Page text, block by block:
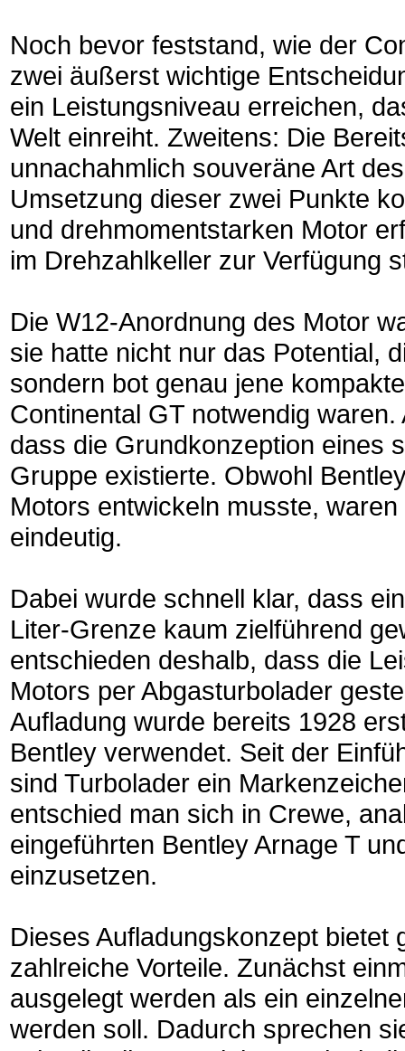
Noch bevor feststand, wie der
zwei äußerst wichtige
ein Leistungsniveau erreichen,
Welt einreiht. Zweitens: Die
unnachahmlich souveräne Art
Umsetzung dieser zwei Punkte
und drehmomentstarken Motor
im Drehzahlkeller zur Verfügung
Die W12-Anordnung des Motor
sie hatte nicht nur das Potential,
sondern bot genau jene
Continental GT notwendig
dass die Grundkonzeption eines
Gruppe existierte. Obwohl
Motors entwickeln musste,
eindeutig.
Dabei wurde schnell klar, dass
Liter-Grenze kaum zielführend
entschieden deshalb, dass die
Motors per Abgasturbolader
Aufladung wurde bereits 1928
Bentley verwendet. Seit der
sind Turbolader ein
entschied man sich in Crewe,
eingeführten Bentley Arnage T
einzusetzen.
Dieses Aufladungskonzept bietet
zahlreiche Vorteile. Zunächst
ausgelegt werden als ein
werden soll. Dadurch sprechen